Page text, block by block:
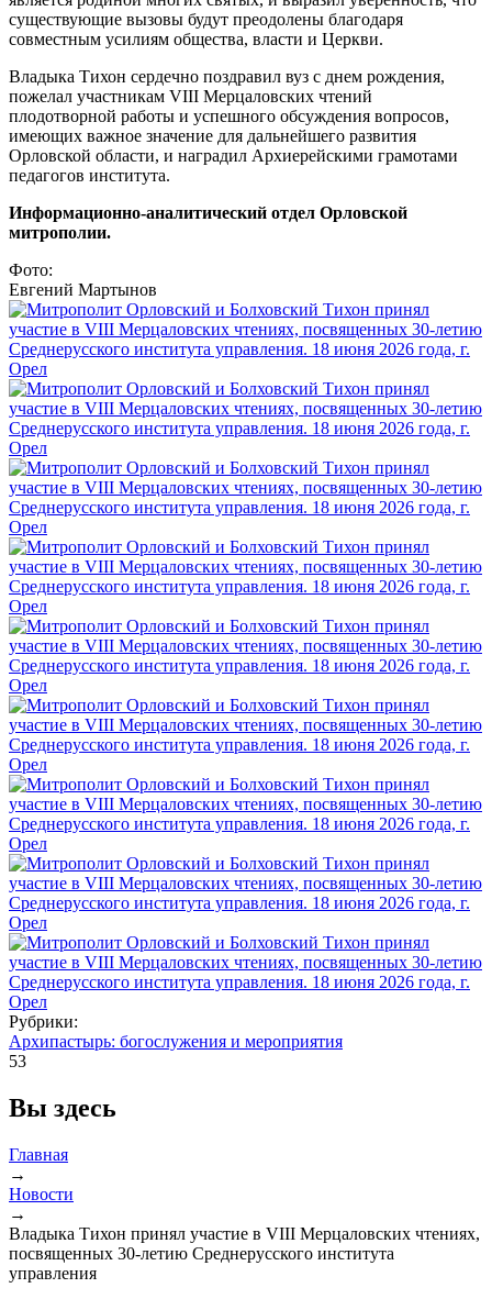
существующие вызовы будут преодолены благодаря
совместным усилиям общества, власти и Церкви.
Владыка Тихон сердечно поздравил вуз с днем рождения,
пожелал участникам VIII Мерцаловских чтений
плодотворной работы и успешного обсуждения вопросов,
имеющих важное значение для дальнейшего развития
Орловской области, и наградил Архиерейскими грамотами
педагогов института.
Информационно-аналитический отдел Орловской
митрополии.
Фото:
Евгений Мартынов
Рубрики:
Архипастырь: богослужения и мероприятия
53
Вы здесь
Главная
→
Новости
→
Владыка Тихон принял участие в VIII Мерцаловских чтениях,
посвященных 30-летию Среднерусского института
управления